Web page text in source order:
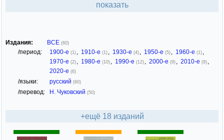
показать
Издания: ВСЕ (60)
/период: 1900-е (1) , 1910-е (1) , 1930-е (4) , 1950-е (5) , 1960-е (1) ,
1970-е (2) , 1980-е (10) , 1990-е (12) , 2000-е (9) , 2010-е (9) ,
2020-е (6)
/языки: русский (60)
/перевод: Н. Чуковский (50)
+ещё 18 изданий